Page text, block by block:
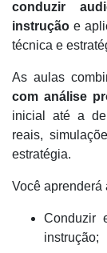
conduzir
instrução e
técnica e
As aulas
com análise
inicial até a de
reais,
estratégia.
Você aprenderá
Conduzir
instrução;